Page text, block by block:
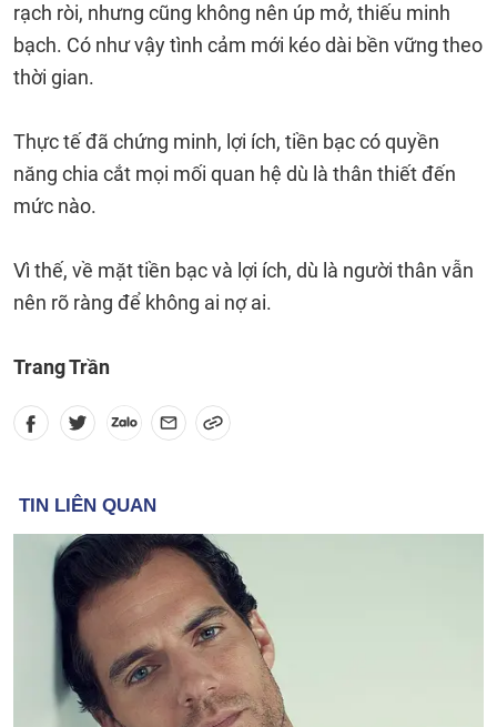
rạch ròi, nhưng cũng không nên úp mở, thiếu minh
bạch. Có như vậy tình cảm mới kéo dài bền vững theo
thời gian.
Thực tế đã chứng minh, lợi ích, tiền bạc có quyền
năng chia cắt mọi mối quan hệ dù là thân thiết đến
mức nào.
Vì thế, về mặt tiền bạc và lợi ích, dù là người thân vẫn
nên rõ ràng để không ai nợ ai.
Trang Trần